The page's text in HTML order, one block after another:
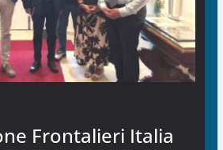
Frontalieri Italia